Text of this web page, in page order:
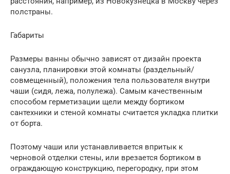
полстраны.
Габариты
Размеры ванны обычно зависят от дизайн проекта
санузла, планировки этой комнаты (раздельный/
совмещенный), положения тела пользователя внутри
чаши (сидя, лежа, полулежа). Самым качественным
способом герметизации щели между бортиком
сантехники и стеной комнаты считается укладка плитки
от борта.
Поэтому чаши или устанавливается впритык к
черновой отделки стены, или врезается бортиком в
ограждающую конструкцию, перегородку, при этом